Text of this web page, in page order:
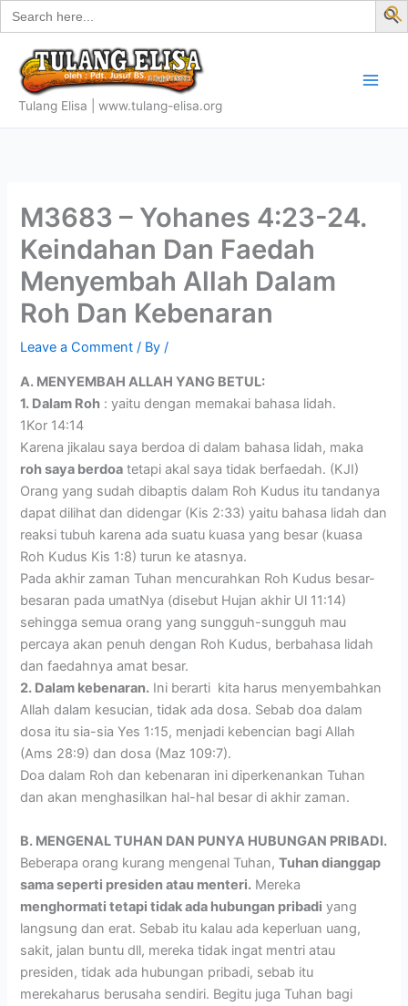
Search
for:
Skip
to
content
Tulang Elisa | www.tulang-elisa.org
M3683 – Yohanes 4:23-24.
Keindahan Dan Faedah
Menyembah Allah Dalam
Roh Dan Kebenaran
Leave a Comment / By/
A. MENYEMBAH ALLAH YANG BETUL:
1. Dalam Roh : yaitu dengan memakai bahasa lidah.
1Kor 14:14
Karena jikalau saya berdoa di dalam bahasa lidah, maka
roh saya berdoa tetapi akal saya tidak berfaedah. (KJI)
Orang yang sudah dibaptis dalam Roh Kudus itu tandanya
dapat dilihat dan didengar (Kis 2:33) yaitu bahasa lidah dan
reaksi tubuh karena ada suatu kuasa yang besar (kuasa
Roh Kudus Kis 1:8) turun ke atasnya.
Pada akhir zaman Tuhan mencurahkan Roh Kudus besar-
besaran pada umatNya (disebut Hujan akhir Ul 11:14)
sehingga semua orang yang sungguh-sungguh mau
percaya akan penuh dengan Roh Kudus, berbahasa lidah
dan faedahnya amat besar.
2. Dalam kebenaran. Ini berarti kita harus menyembahkan
Allah dalam kesucian, tidak ada dosa. Sebab doa dalam
dosa itu sia-sia Yes 1:15, menjadi kebencian bagi Allah
(Ams 28:9) dan dosa (Maz 109:7).
Doa dalam Roh dan kebenaran ini diperkenankan Tuhan
dan akan menghasilkan hal-hal besar di akhir zaman.
B. MENGENAL TUHAN DAN PUNYA HUBUNGAN PRIBADI.
Beberapa orang kurang mengenal Tuhan,Tuhan dianggap
sama seperti presiden atau menteri. Mereka
menghormati tetapi tidak ada hubungan pribadi yang
langsung dan erat. Sebab itu kalau ada keperluan uang,
sakit, jalan buntu dll, mereka tidak ingat mentri atau
presiden, tidak ada hubungan pribadi, sebab itu
merekaharus berusaha sendiri. Begitu juga Tuhan bagi